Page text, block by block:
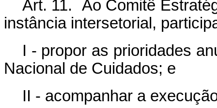
Art. 11. Ao Comitê
instância intersetorial,
I - propor as prioridades
Nacional de Cuidados; e
II - acompanhar a